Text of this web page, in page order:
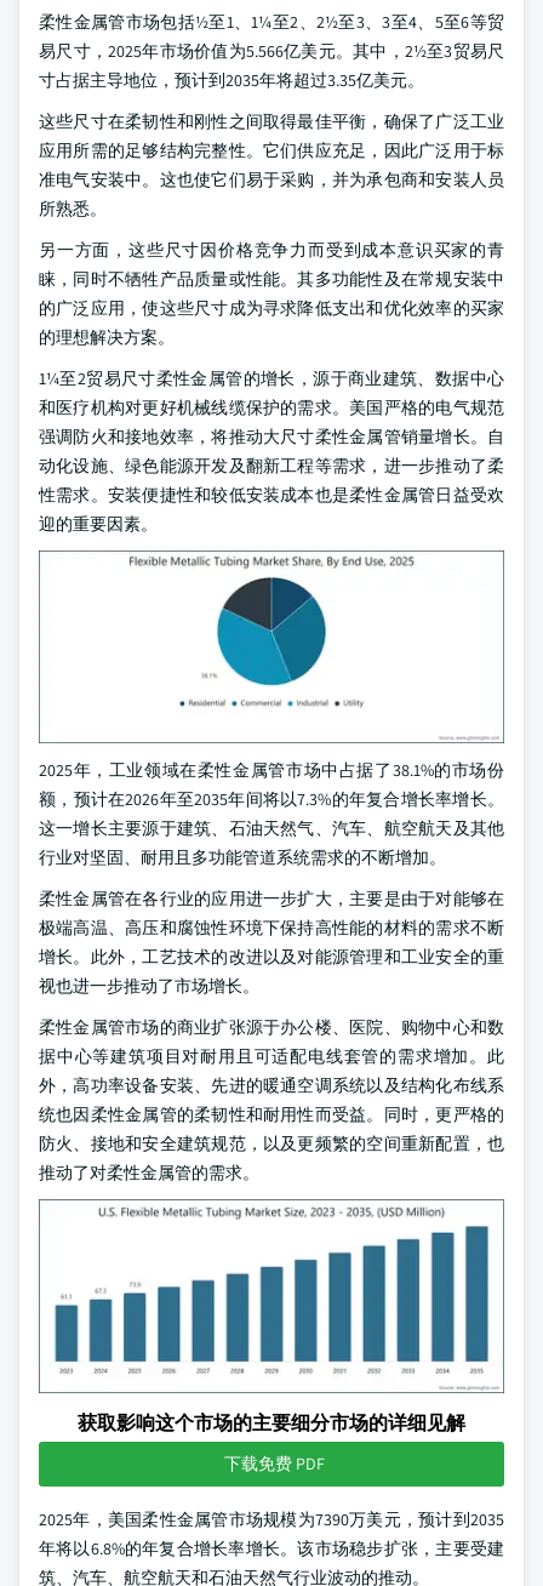
柔性金属管市场包括½至1、1¼至2、2½至3、3至4、5至6等贸
易尺寸，2025年市场价值为5.566亿美元。其中，2½至3贸易尺
寸占据主导地位，预计到2035年将超过3.35亿美元。
这些尺寸在柔韧性和刚性之间取得最佳平衡，确保了广泛工业
应用所需的足够结构完整性。它们供应充足，因此广泛用于标
准电气安装中。这也使它们易于采购，并为承包商和安装人员
所熟悉。
另一方面，这些尺寸因价格竞争力而受到成本意识买家的青
睐，同时不牺牲产品质量或性能。其多功能性及在常规安装中
的广泛应用，使这些尺寸成为寻求降低支出和优化效率的买家
的理想解决方案。
1¼至2贸易尺寸柔性金属管的增长，源于商业建筑、数据中心
和医疗机构对更好机械线缆保护的需求。美国严格的电气规范
强调防火和接地效率，将推动大尺寸柔性金属管销量增长。自
动化设施、绿色能源开发及翻新工程等需求，进一步推动了柔
性需求。安装便捷性和较低安装成本也是柔性金属管日益受欢
迎的重要因素。
2025年，工业领域在柔性金属管市场中占据了38.1%的市场份
额，预计在2026年至2035年间将以7.3%的年复合增长率增长。
这一增长主要源于建筑、石油天然气、汽车、航空航天及其他
行业对坚固、耐用且多功能管道系统需求的不断增加。
柔性金属管在各行业的应用进一步扩大，主要是由于对能够在
极端高温、高压和腐蚀性环境下保持高性能的材料的需求不断
增长。此外，工艺技术的改进以及对能源管理和工业安全的重
视也进一步推动了市场增长。
柔性金属管市场的商业扩张源于办公楼、医院、购物中心和数
据中心等建筑项目对耐用且可适配电线套管的需求增加。此
外，高功率设备安装、先进的暖通空调系统以及结构化布线系
统也因柔性金属管的柔韧性和耐用性而受益。同时，更严格的
防火、接地和安全建筑规范，以及更频繁的空间重新配置，也
推动了对柔性金属管的需求。
获取影响这个市场的主要细分市场的详细见解
下载免费 PDF
2025年，美国柔性金属管市场规模为7390万美元，预计到2035
年将以6.8%的年复合增长率增长。该市场稳步扩张，主要受建
筑、汽车、航空航天和石油天然气行业波动的推动。